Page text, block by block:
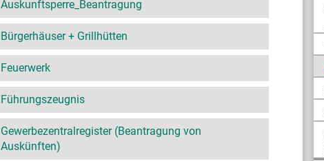
Auskunftsperre_Beantragung
Bürgerhäuser + Grillhütten
Feuerwerk
Führungszeugnis
Gewerbezentralregister (Beantragung von
Auskünften)